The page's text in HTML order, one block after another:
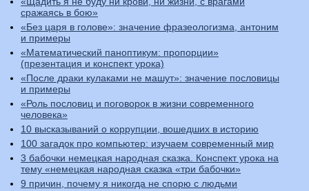
сражаясь в бою»
«Без царя в голове»: значение фразеологизма, антоним
и примеры
«Математический паноптикум: пропорции»
(презентация и конспект урока)
«После драки кулаками не машут»: значение пословицы
и примеры
«Роль пословиц и поговорок в жизни современного
человека»
10 высказываний о коррупции, вошедших в историю
100 загадок про компьютер: изучаем современный мир
3 бабочки немецкая народная сказка. Конспект урока на
тему «немецкая народная сказка «три бабочки»
9 причин, почему я никогда не спорю с людьми